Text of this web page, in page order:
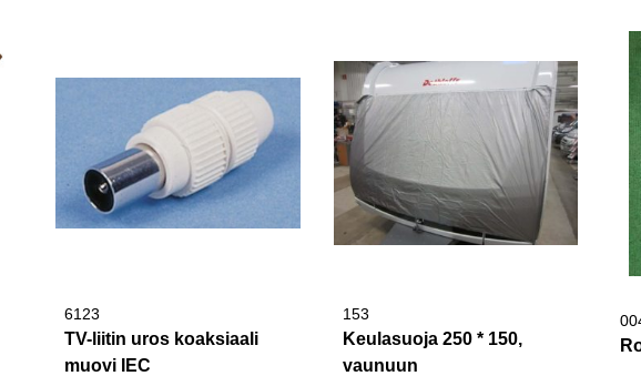
6123
TV-liitin uros koaksiaali
muovi IEC
153
Keulasuoja 250 * 150,
vaunuun